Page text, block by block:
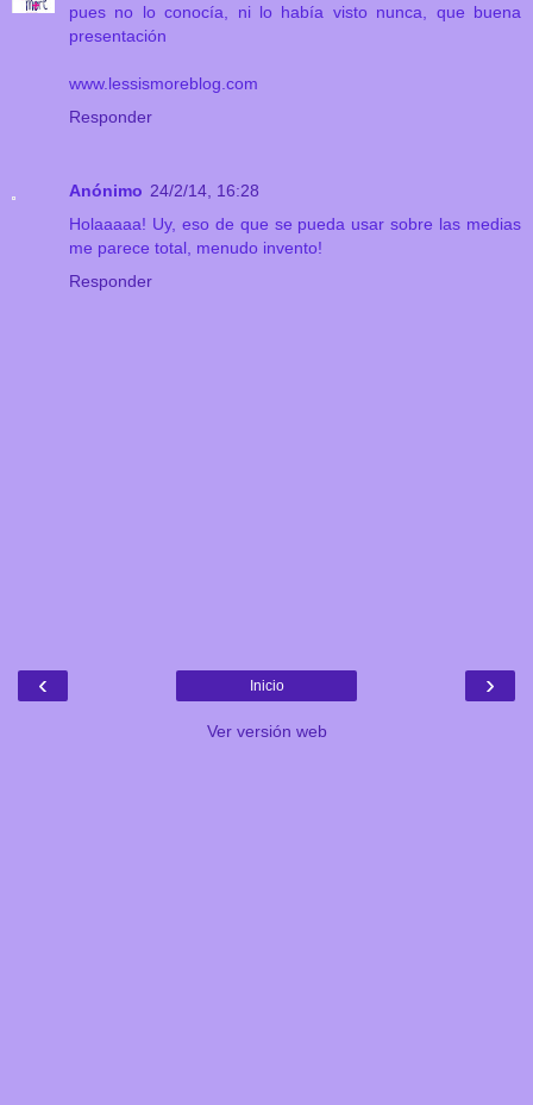
pues no lo conocía, ni lo había visto nunca, que buena
presentación
www.lessismoreblog.com
Responder
Anónimo 24/2/14, 16:28
Holaaaaa! Uy, eso de que se pueda usar sobre las medias
me parece total, menudo invento!
Responder
‹ ›
Inicio
Ver versión web